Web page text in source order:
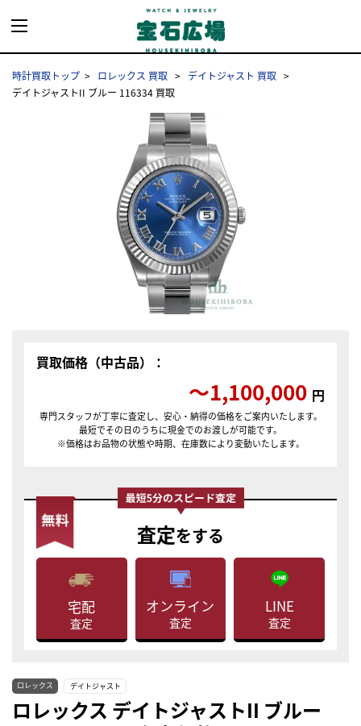
時計買取トップ ロレックス 買取
デイトジャスト 買取
デイトジャストII ブルー 116334 買取
買取価格（中古品）：
〜1,100,000 円
専門スタッフが丁寧に査定し、安心・納得の価格をご案内いたします。
最短でその日のうちに現金でのお渡しが可能です。
※価格はお品物の状態や時期、在庫数により変動いたします。
査定をする
宅配
査定
オンライン
査定
LINE
査定
ロレックス デイトジャスト
ロレックス デイトジャストII ブルー